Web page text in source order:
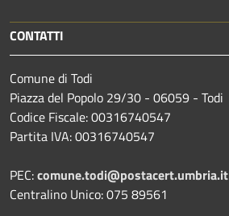
CONTATTI
Comune di Todi
Piazza del Popolo 29/30 - 06059 - Todi
Codice Fiscale: 00316740547
Partita IVA: 00316740547
PEC:comune.todi@postacert.umbria.it
Centralino Unico: 075 89561